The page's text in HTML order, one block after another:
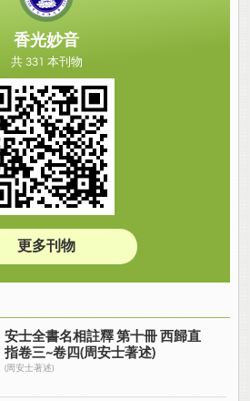
香光妙音
共 331 本刊物
更多刊物
安士全書名相註釋 第十冊 西歸直
指卷三~卷四(周安士著述)
(周安士著述)